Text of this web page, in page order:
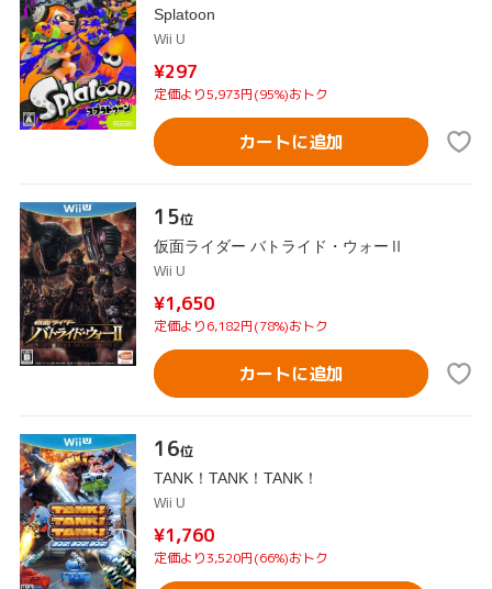
Splatoon
Wii U
¥297
定価より5,973円(95%)おトク
カートに追加
15位
仮面ライダー バトライド・ウォーⅡ
Wii U
¥1,650
定価より6,182円(78%)おトク
カートに追加
16位
TANK！TANK！TANK！
Wii U
¥1,760
定価より3,520円(66%)おトク